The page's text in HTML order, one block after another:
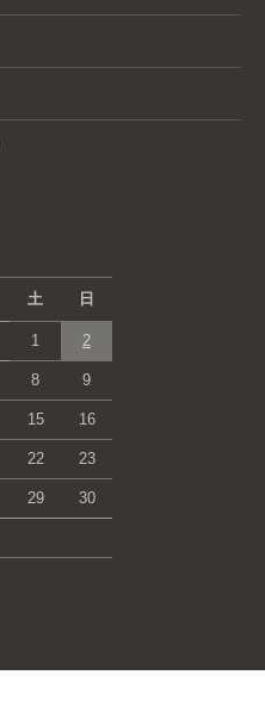
土 日
1 2
8 9
15 16
22 23
29 30